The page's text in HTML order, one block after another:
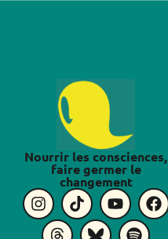
Nourrir les consciences,
faire germer le
changement